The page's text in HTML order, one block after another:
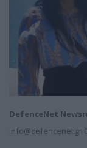
DefenceNet
info@defencenet.gr